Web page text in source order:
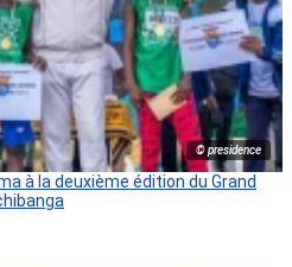
© presidence
à la deuxième édition du Grand